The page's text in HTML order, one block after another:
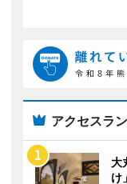
アクセスラ
大
け